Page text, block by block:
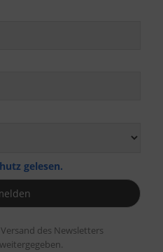
gelesen.
des Newsletters